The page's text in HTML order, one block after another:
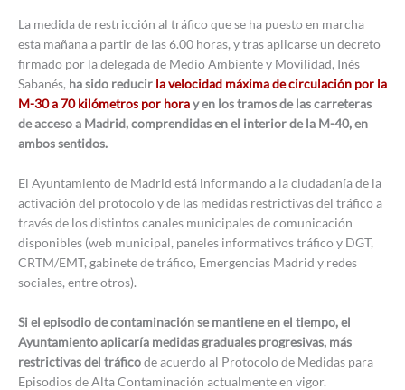
La medida de restricción al tráfico que se ha puesto en marcha
esta mañana a partir de las 6.00 horas, y tras aplicarse un decreto
firmado por la delegada de Medio Ambiente y Movilidad, Inés
Sabanés, ha sido reducir la velocidad máxima de circulación por la
M-30 a 70 kilómetros por horay en los tramos de las carreteras
de acceso a Madrid, comprendidas en el interior de la M-40, en
ambos sentidos.
El Ayuntamiento de Madrid está informando a la ciudadanía de la
activación del protocolo y de las medidas restrictivas del tráfico a
través de los distintos canales municipales de comunicación
disponibles (web municipal, paneles informativos tráfico y DGT,
CRTM/EMT, gabinete de tráfico, Emergencias Madrid y redes
sociales, entre otros).
Si el episodio de contaminación se mantiene en el tiempo, el
Ayuntamiento aplicaría medidas graduales progresivas, más
restrictivas del tráficode acuerdo al Protocolo de Medidas para
Episodios de Alta Contaminación actualmente en vigor.